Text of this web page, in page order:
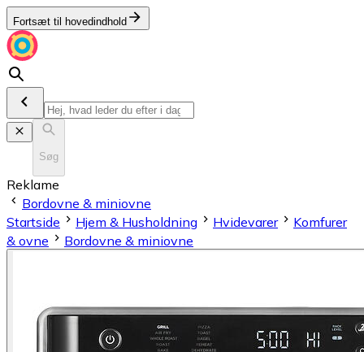
Fortsæt til hovedindhold
Søg
Reklame
Bordovne & miniovne
Startside
Hjem & Husholdning Hvidevarer
Komfurer
& ovne
Bordovne & miniovne